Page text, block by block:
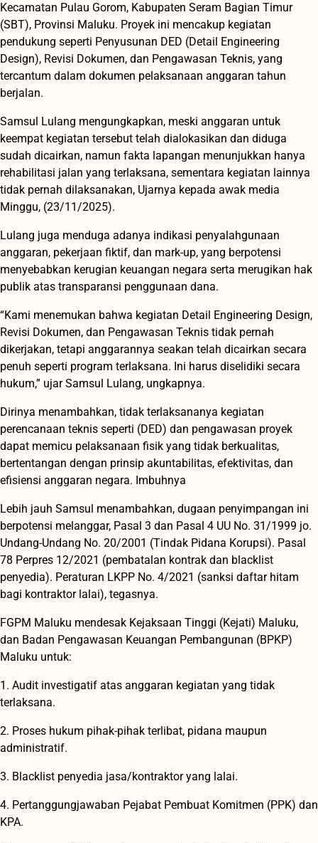
Kecamatan Pulau Gorom, Kabupaten Seram Bagian Timur
(SBT), Provinsi Maluku. Proyek ini mencakup kegiatan
pendukung seperti Penyusunan DED (Detail Engineering
Design), Revisi Dokumen, dan Pengawasan Teknis, yang
tercantum dalam dokumen pelaksanaan anggaran tahun
berjalan.
Samsul Lulang mengungkapkan, meski anggaran untuk
keempat kegiatan tersebut telah dialokasikan dan diduga
sudah dicairkan, namun fakta lapangan menunjukkan hanya
rehabilitasi jalan yang terlaksana, sementara kegiatan lainnya
tidak pernah dilaksanakan, Ujarnya kepada awak media
Minggu, (23/11/2025).
Lulang juga menduga adanya indikasi penyalahgunaan
anggaran, pekerjaan fiktif, dan mark-up, yang berpotensi
menyebabkan kerugian keuangan negara serta merugikan hak
publik atas transparansi penggunaan dana.
“Kami menemukan bahwa kegiatan Detail Engineering Design,
Revisi Dokumen, dan Pengawasan Teknis tidak pernah
dikerjakan, tetapi anggarannya seakan telah dicairkan secara
penuh seperti program terlaksana. Ini harus diselidiki secara
hukum,” ujar Samsul Lulang, ungkapnya.
Dirinya menambahkan, tidak terlaksananya kegiatan
perencanaan teknis seperti (DED) dan pengawasan proyek
dapat memicu pelaksanaan fisik yang tidak berkualitas,
bertentangan dengan prinsip akuntabilitas, efektivitas, dan
efisiensi anggaran negara. Imbuhnya
Lebih jauh Samsul menambahkan, dugaan penyimpangan ini
berpotensi melanggar, Pasal 3 dan Pasal 4 UU No. 31/1999 jo.
Undang-Undang No. 20/2001 (Tindak Pidana Korupsi). Pasal
78 Perpres 12/2021 (pembatalan kontrak dan blacklist
penyedia). Peraturan LKPP No. 4/2021 (sanksi daftar hitam
bagi kontraktor lalai), tegasnya.
FGPM Maluku mendesak Kejaksaan Tinggi (Kejati) Maluku,
dan Badan Pengawasan Keuangan Pembangunan (BPKP)
Maluku untuk:
1. Audit investigatif atas anggaran kegiatan yang tidak
terlaksana.
2. Proses hukum pihak-pihak terlibat, pidana maupun
administratif.
3. Blacklist penyedia jasa/kontraktor yang lalai.
4. Pertanggungjawaban Pejabat Pembuat Komitmen (PPK) dan
KPA.